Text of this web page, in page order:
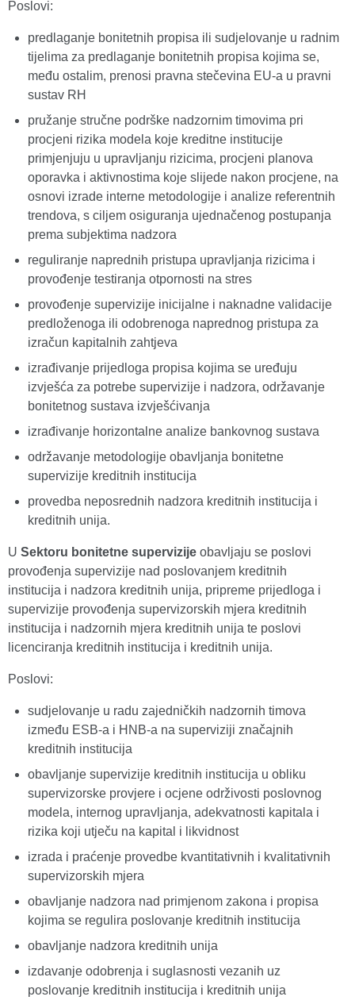
Poslovi:
predlaganje bonitetnih propisa ili sudjelovanje u radnim
tijelima za predlaganje bonitetnih propisa kojima se,
među ostalim, prenosi pravna stečevina EU-a u pravni
sustav RH
pružanje stručne podrške nadzornim timovima pri
procjeni rizika modela koje kreditne institucije
primjenjuju u upravljanju rizicima, procjeni planova
oporavka i aktivnostima koje slijede nakon procjene, na
osnovi izrade interne metodologije i analize referentnih
trendova, s ciljem osiguranja ujednačenog postupanja
prema subjektima nadzora
reguliranje naprednih pristupa upravljanja rizicima i
provođenje testiranja otpornosti na stres
provođenje supervizije inicijalne i naknadne validacije
predloženoga ili odobrenoga naprednog pristupa za
izračun kapitalnih zahtjeva
izrađivanje prijedloga propisa kojima se uređuju
izvješća za potrebe supervizije i nadzora, održavanje
bonitetnog sustava izvješćivanja
izrađivanje horizontalne analize bankovnog sustava
održavanje metodologije obavljanja bonitetne
supervizije kreditnih institucija
provedba neposrednih nadzora kreditnih institucija i
kreditnih unija.
U Sektoru bonitetne supervizije obavljaju se poslovi
provođenja supervizije nad poslovanjem kreditnih
institucija i nadzora kreditnih unija, pripreme prijedloga i
supervizije provođenja supervizorskih mjera kreditnih
institucija i nadzornih mjera kreditnih unija te poslovi
licenciranja kreditnih institucija i kreditnih unija.
Poslovi:
sudjelovanje u radu zajedničkih nadzornih timova
između ESB-a i HNB-a na superviziji značajnih
kreditnih institucija
obavljanje supervizije kreditnih institucija u obliku
supervizorske provjere i ocjene održivosti poslovnog
modela, internog upravljanja, adekvatnosti kapitala i
rizika koji utječu na kapital i likvidnost
izrada i praćenje provedbe kvantitativnih i kvalitativnih
supervizorskih mjera
obavljanje nadzora nad primjenom zakona i propisa
kojima se regulira poslovanje kreditnih institucija
obavljanje nadzora kreditnih unija
izdavanje odobrenja i suglasnosti vezanih uz
poslovanje kreditnih institucija i kreditnih unija